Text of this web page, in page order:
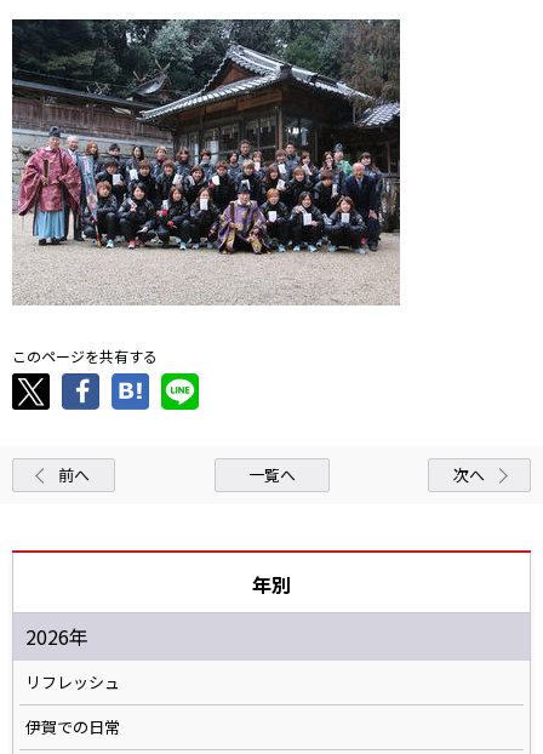
このページを共有する
前へ 一覧へ 次へ
年別
2026年
リフレッシュ
伊賀での日常